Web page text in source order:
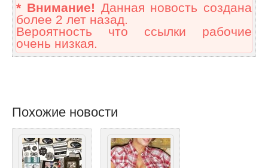
* Внимание! Данная новость создана
более 2 лет назад.
Вероятность что ссылки рабочие
очень низкая.
Похожие новости